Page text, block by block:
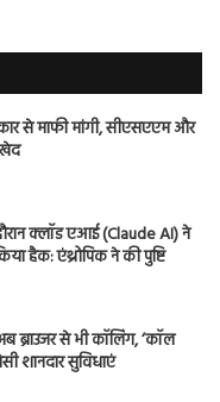
से माफी मांगी, सीएसएएम और
क्लॉड एआई (Claude AI) ने
हैक: एंथ्रोपिक ने की पुष्टि
ब्राउजर से भी कॉलिंग, ‘कॉल
शानदार सुविधाएं